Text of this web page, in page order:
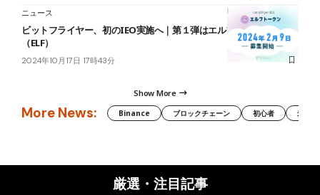
ニュース
ビットフライヤー、初のIEO実施へ｜第１弾はエルフトークン
（ELF）
2024年10月17日 17時43分
Show More
More News: Binance ブロックチェーン 初心者 米国
厳選・注目記事